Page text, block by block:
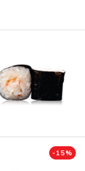
- 15%